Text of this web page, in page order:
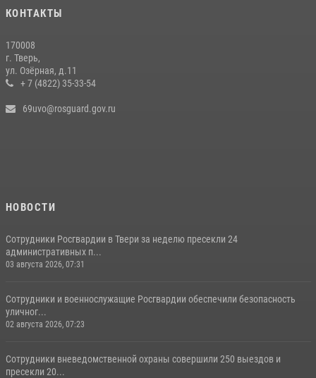
КОНТАКТЫ
170008
г. Тверь,
ул. Озёрная, д.11
+ 7 (4822) 35-33-54
69uvo@rosguard.gov.ru
НОВОСТИ
Сотрудники Росгвардии в Твери за неделю пресекли 24
административных п...
03 августа 2026, 07:31
Сотрудники и военнослужащие Росгвардии обеспечили безопасность
уличног...
02 августа 2026, 07:23
Сотрудники вневедомственной охраны совершили 250 выездов и
пресекли 20...